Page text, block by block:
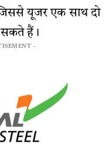
यूजर एक साथ दो
सकते हैं।
-